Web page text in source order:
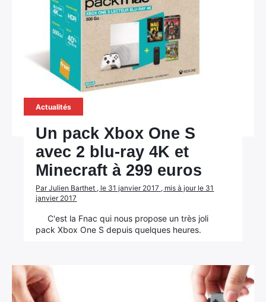
Actualités
Un pack Xbox One S
avec 2 blu-ray 4K et
Minecraft à 299 euros
Par Julien Barthet , le 31 janvier 2017 , mis à jour le 31
janvier 2017
C'est la Fnac qui nous propose un très joli
pack Xbox One S depuis quelques heures.